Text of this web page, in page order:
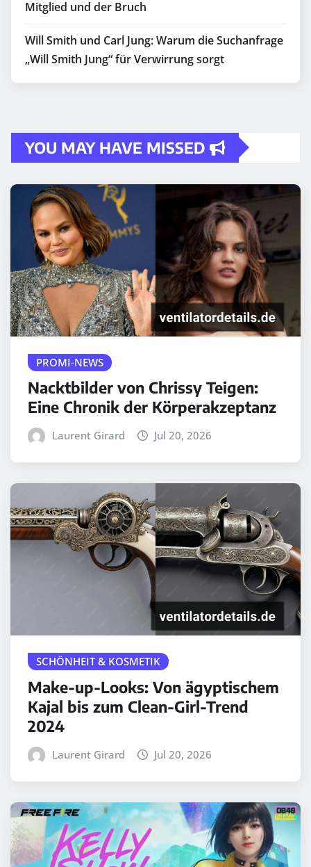
Mitglied und der Bruch
Will Smith und Carl Jung: Warum die Suchanfrage
„Will Smith Jung“ für Verwirrung sorgt
YOU MAY HAVE MISSED
PROMI-NEWS
Nacktbilder von Chrissy Teigen:
Eine Chronik der Körperakzeptanz
Laurent Girard Jul 20, 2026
SCHÖNHEIT & KOSMETIK
Make-up-Looks: Von ägyptischem
Kajal bis zum Clean-Girl-Trend
2024
Laurent Girard Jul 20, 2026